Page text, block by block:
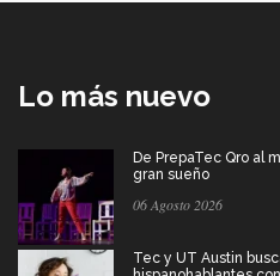
Lo más nuevo
De PrepaTec Qro al
gran sueño
06 Agosto 2026
Tec y UT Austin